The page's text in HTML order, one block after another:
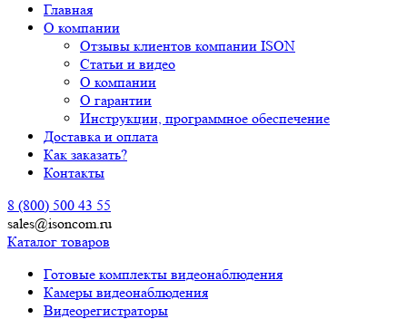
Главная
О компании
Отзывы клиентов компании ISON
Статьи и видео
О компании
О гарантии
Инструкции, программное обеспечение
Доставка и оплата
Как заказать?
Контакты
8 (800) 500 43 55
sales@isoncom.ru
Каталог товаров
Готовые комплекты видеонаблюдения
Камеры видеонаблюдения
Видеорегистраторы